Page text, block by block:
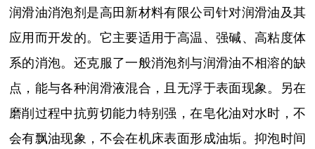
润滑油消泡剂是高田新材料有限公司针对润滑油及其
应用而开发的。它主要适用于高温、强碱、高粘度体
系的消泡。还克服了一般消泡剂与润滑油不相溶的缺
点，能与各种润滑液混合，且无浮于表面现象。另在
磨削过程中抗剪切能力特别强，在皂化油对水时，不
会有飘油现象，不会在机床表面形成油垢。抑泡时间